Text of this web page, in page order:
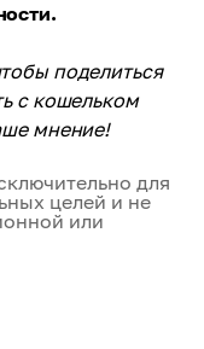
поделиться
с кошельком
мнение!
для
целей и не
или